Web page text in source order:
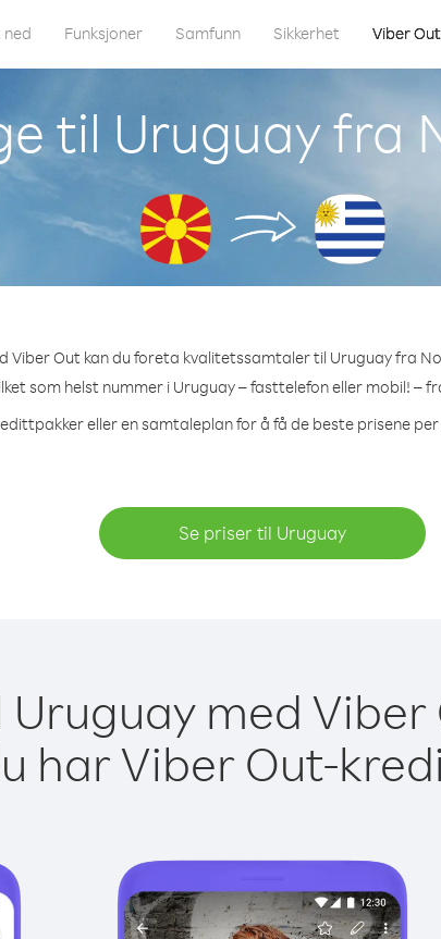
ned Funksjoner Samfunn Sikkerhet Viber Out
til Uruguay fra
Viber Out kan du foreta kvalitetssamtaler til Uruguay fra
som helst nummer i Uruguay – fasttelefon eller mobil! –
eller en samtaleplan for å få de beste prisene
Se priser til Uruguay
med Viber
har Viber Out-